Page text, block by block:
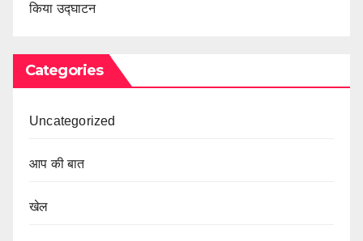
किया उद्घाटन
Categories
Uncategorized
आप की बात
खेल